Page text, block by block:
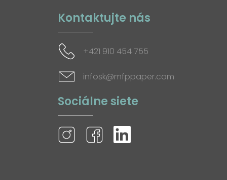
Kontaktujte nás
+421 910 454 755
infosk@mfppaper.com
Sociálne siete